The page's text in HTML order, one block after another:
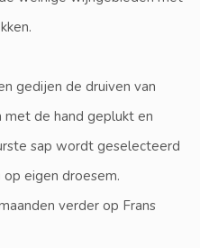
gedijen de druiven van
met de hand geplukt en
sap wordt geselecteerd
eigen droesem.
verder op Frans